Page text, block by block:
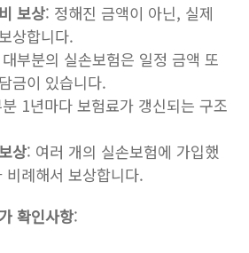
보상: 정해진 금액이 아닌, 실제
상합니다.
부분의 실손보험은 일정 금액 또
금이 있습니다.
1년마다 보험료가 갱신되는 구조
상: 여러 개의 실손보험에 가입했
비례해서 보상합니다.
확인사항: